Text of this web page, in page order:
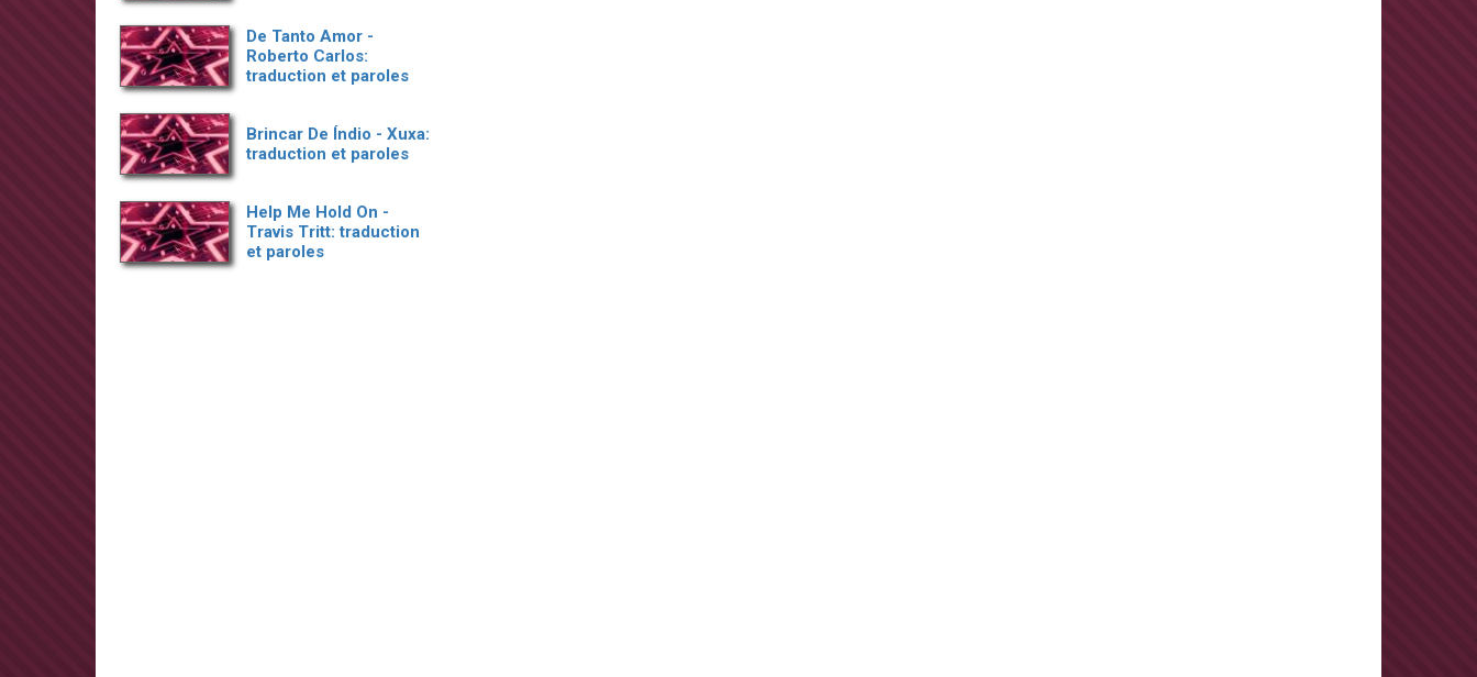
De Tanto Amor -
Roberto Carlos:
traduction et paroles
Brincar De Índio - Xuxa:
traduction et paroles
Help Me Hold On -
Travis Tritt: traduction
et paroles